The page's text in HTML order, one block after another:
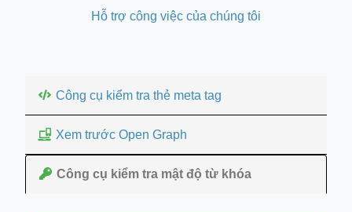
Hỗ trợ công việc của chúng tôi
Công cụ kiểm tra thẻ meta tag
Xem trước Open Graph
Công cụ kiểm tra mật độ từ khóa